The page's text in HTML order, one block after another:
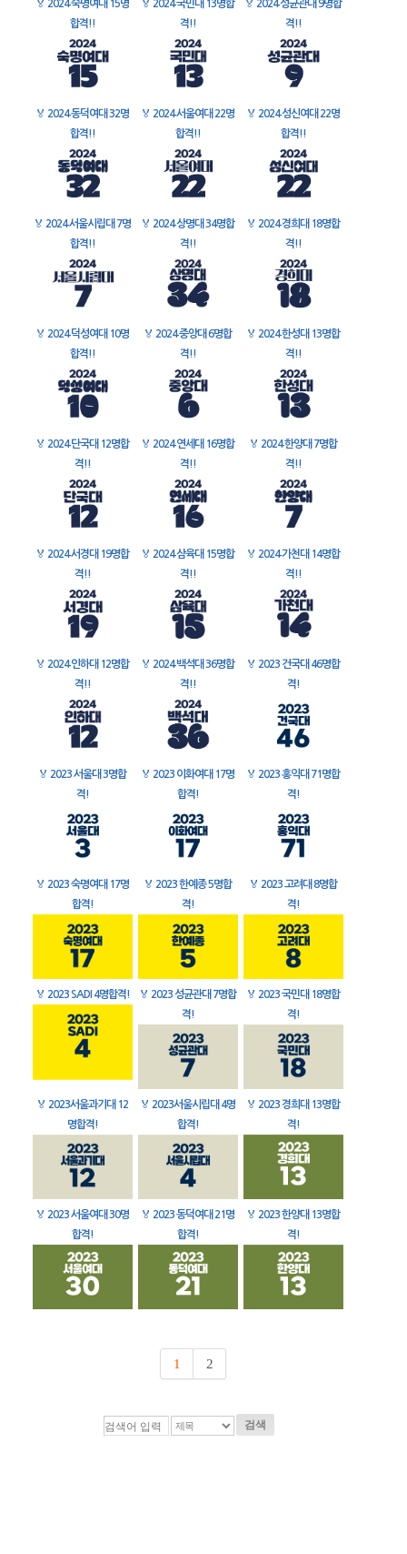
🏅 2024 숙명여대 15명
합격!!
🏅 2024 국민대 13명합
격!!
🏅 2024 성균관대 9명합
격!!
🏅 2024 동덕여대 32명
합격!!
🏅 2024 서울여대 22명
합격!!
🏅 2024 성신여대 22명
합격!!
🏅 2024 서울시립대 7명
합격!!
🏅 2024 상명대 34명합
격!!
🏅 2024 경희대 18명합
격!!
🏅 2024 덕성여대 10명
합격!!
🏅 2024 중앙대 6명합
격!!
🏅 2024 한성대 13명합
격!!
🏅 2024 단국대 12명합
격!!
🏅 2024 연세대 16명합
격!!
🏅 2024 한양대 7명합
격!!
🏅 2024 서경대 19명합
격!!
🏅 2024 삼육대 15명합
격!!
🏅 2024 가천대 14명합
격!!
🏅 2024 인하대 12명합
격!!
🏅 2024 백석대 36명합
격!!
🏅 2023 건국대 46명합
격!
🏅 2023 서울대 3명합
격!
🏅 2023 이화여대 17명
합격!
🏅 2023 홍익대 71명합
격!
🏅 2023 숙명여대 17명
합격!
🏅 2023 한예종 5명합
격!
🏅 2023 고려대 8명합
격!
🏅 2023 SADI 4명합격! 🏅 2023 성균관대 7명합
격!
🏅 2023 국민대 18명합
격!
🏅 2023서울과기대 12
명합격!
🏅 2023서울시립대 4명
합격!
🏅 2023 경희대 13명합
격!
🏅 2023 서울여대 30명
합격!
🏅 2023 동덕여대 21명
합격!
🏅 2023 한양대 13명합
격!
1 2
검색